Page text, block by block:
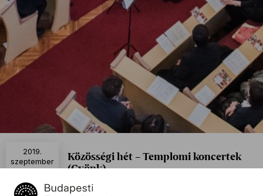
Közösségi hét – Templomi koncertek
(Gyönk)
Evangélikus templom, Gyönk
2019.
szeptember
7
17:30